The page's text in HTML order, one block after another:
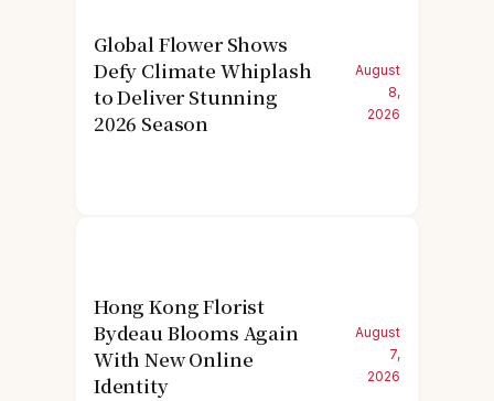
Global Flower Shows
Defy Climate Whiplash
to Deliver Stunning
2026 Season
August
8,
2026
Hong Kong Florist
Bydeau Blooms Again
With New Online
Identity
August
7,
2026